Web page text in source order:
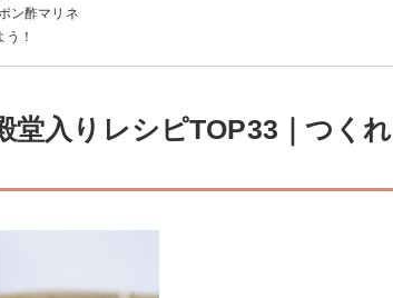
ン酢マリネ
！
堂入りレシピTOP33｜つくれ